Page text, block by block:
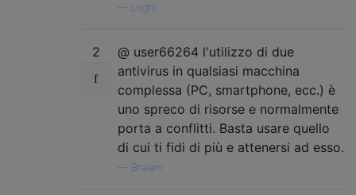
Loghi
2
@ user66264 l'utilizzo di due
antivirus in qualsiasi macchina
complessa (PC, smartphone, ecc.) è
uno spreco di risorse e normalmente
porta a conflitti. Basta usare quello
di cui ti fidi di più e attenersi ad esso.
Braiam